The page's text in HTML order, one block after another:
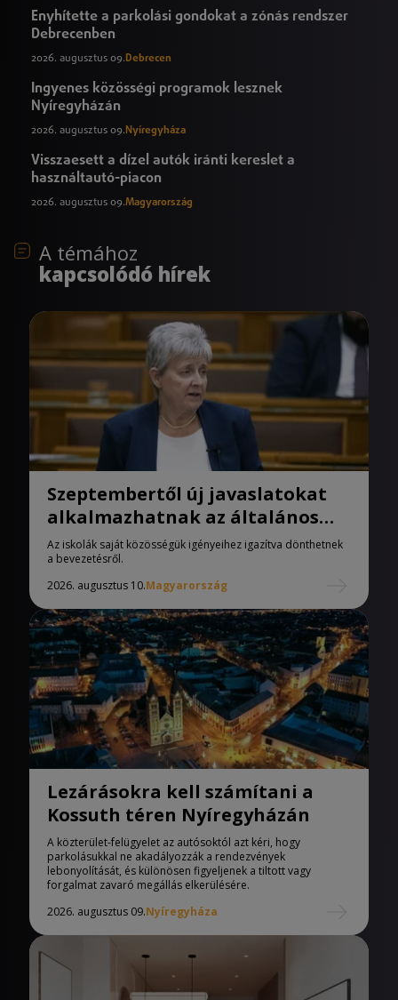
Enyhítette a parkolási gondokat a zónás rendszer
Debrecenben
2026. augusztus 09.Debrecen
Ingyenes közösségi programok lesznek
Nyíregyházán
2026. augusztus 09. Nyíregyháza
Visszaesett a dízel autók iránti kereslet a
használtautó-piacon
2026. augusztus 09.Magyarország
A témához
kapcsolódó hírek
Szeptembertől új javaslatokat
alkalmazhatnak az általános
iskolák
Az iskolák saját közösségük igényeihez igazítva dönthetnek
a bevezetésről.
2026. augusztus 10.Magyarország
Lezárásokra kell számítani a
Kossuth téren Nyíregyházán
A közterület-felügyelet az autósoktól azt kéri, hogy
parkolásukkal ne akadályozzák a rendezvények
lebonyolítását, és különösen figyeljenek a tiltott vagy
forgalmat zavaró megállás elkerülésére.
2026. augusztus 09.Nyíregyháza